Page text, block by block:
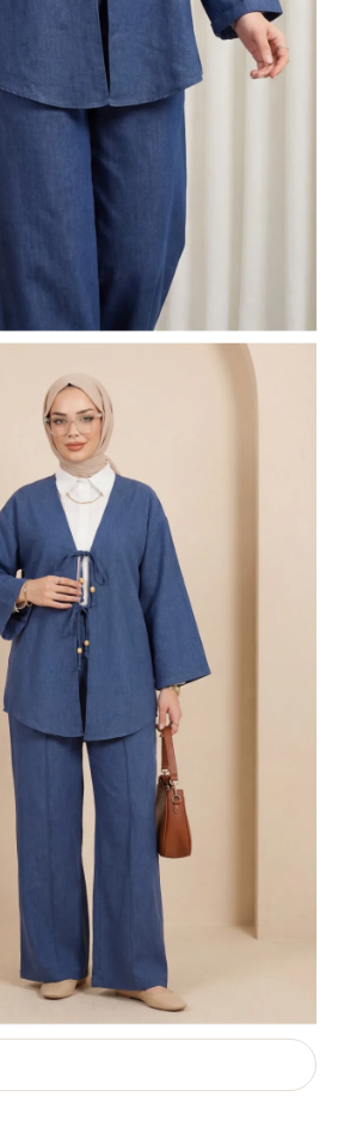
جليدي